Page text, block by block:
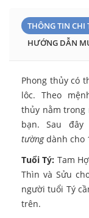
THÔNG TIN CHI
HƯỚNG DẪN
Phong thủy có
lôc. Theo
thủy nằm trong
bạn. Sau
tườngdành cho
Tuổi Tý: Tam
Thìn và Sửu
người tuổi Tý
trên.